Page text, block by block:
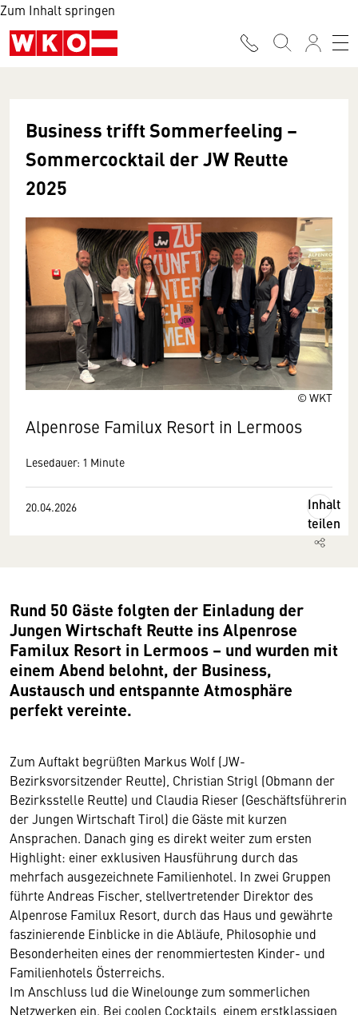
Zum Inhalt springen
© WKT
Business trifft Sommerfeeling –
Sommercocktail der JW Reutte
2025
Alpenrose Familux Resort in Lermoos
Lesedauer: 1 Minute
20.04.2026
Inhalt
teilen
Rund 50 Gäste folgten der Einladung der
Jungen Wirtschaft Reutte ins Alpenrose
Familux Resort in Lermoos – und wurden mit
einem Abend belohnt, der Business,
Austausch und entspannte Atmosphäre
perfekt vereinte.
Zum Auftakt begrüßten Markus Wolf (JW-
Bezirksvorsitzender Reutte), Christian Strigl (Obmann der
Bezirksstelle Reutte) und Claudia Rieser (Geschäftsführerin
der Jungen Wirtschaft Tirol) die Gäste mit kurzen
Ansprachen. Danach ging es direkt weiter zum ersten
Highlight: einer exklusiven Hausführung durch das
mehrfach ausgezeichnete Familienhotel. In zwei Gruppen
führte Andreas Fischer, stellvertretender Direktor des
Alpenrose Familux Resort, durch das Haus und gewährte
faszinierende Einblicke in die Abläufe, Philosophie und
Besonderheiten eines der renommiertesten Kinder- und
Familienhotels Österreichs.
Im Anschluss lud die Winelounge zum sommerlichen
Netzwerken ein. Bei coolen Cocktails, einem erstklassigen